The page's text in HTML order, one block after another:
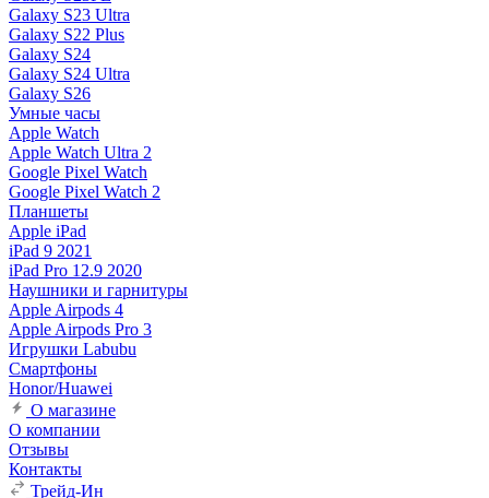
Galaxy S23 Ultra
Galaxy S22 Plus
Galaxy S24
Galaxy S24 Ultra
Galaxy S26
Умные часы
Apple Watch
Apple Watch Ultra 2
Google Pixel Watch
Google Pixel Watch 2
Планшеты
Apple iPad
iPad 9 2021
iPad Pro 12.9 2020
Наушники и гарнитуры
Apple Airpods 4
Apple Airpods Pro 3
Игрушки Labubu
Смартфоны
Honor/Huawei
О магазине
О компании
Отзывы
Контакты
Трейд-Ин